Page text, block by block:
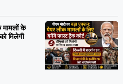
मामलों के
मिलेगी